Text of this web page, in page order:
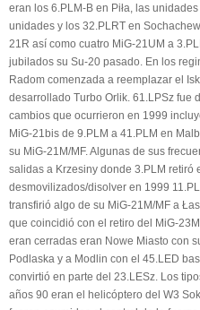
eran los 6.PLM-B en Piła, las
unidades y los 32.PLRT en
21R así como cuatro MiG-21UM a
jubilados su Su-20 pasado. En los
Radom comenzada a reemplazar el
desarrollado Turbo Orlik. 61.LPSz fue
cambios que ocurrieron en 1999
MiG-21bis de 9.PLM a 41.PLM en
su MiG-21M/MF. Algunas de sus
salidas a Krzesiny donde 3.PLM retiró
desmovilizados/disolver en 1999
transfirió algo de su MiG-21M/MF a
que coincidió con el retiro del MiG-
eran cerradas eran Nowe Miasto con
Podlaska y a Modlin con el 45.LED
convirtió en parte del 23.LESz. Los
años 90 eran el helicóptero del W3